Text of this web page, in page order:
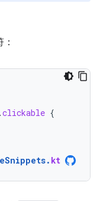
.clickable {
. kt